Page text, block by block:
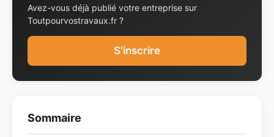
Avez-vous déjà publié votre entreprise sur
Toutpourvostravaux.fr ?
S'inscrire
Sommaire